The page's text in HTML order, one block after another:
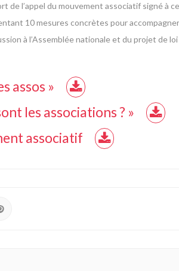
l’appel du mouvement associatif signé à
10 mesures concrètes pour
à l’Assemblée nationale et du projet de
assos »
les associations ? »
associatif